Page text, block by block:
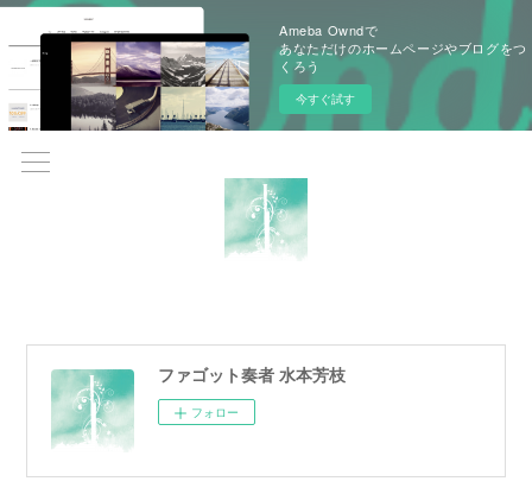
Ameba Owndで
あなただけのホームページやブログをつ
くろう
今すぐ試す
ファゴット奏者 水本芳枝
フォロー